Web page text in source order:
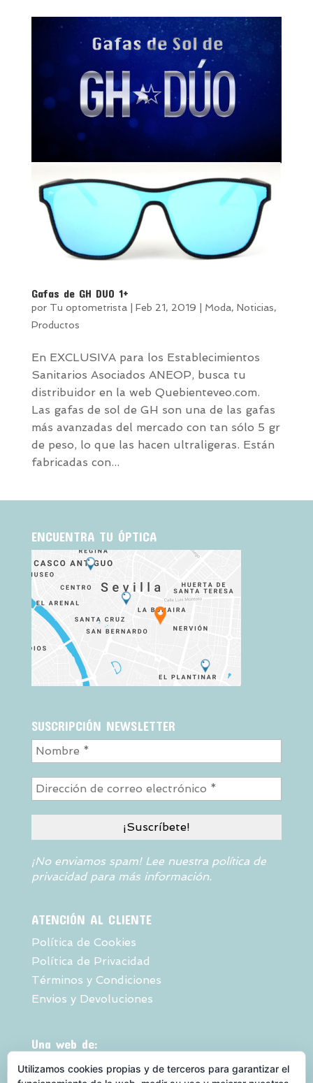
Gafas de GH DUO 1+
por Tu optometrista| Feb 21, 2019 Moda, Noticias,
Productos
En EXCLUSIVA para los Establecimientos
Sanitarios Asociados ANEOP, busca tu
distribuidor en la web Quebienteveo.com.
Las gafas de sol de GH son una de las gafas
más avanzadas del mercado con tan sólo 5 gr
de peso, lo que las hacen ultraligeras. Están
fabricadas con...
ENCUENTRA TU ÓPTICA
SUSCRIPCIÓN NEWSLETTER
¡No enviamos spam! Lee nuestra política de
privacidadpara más información.
ATENCIÓN AL CLIENTE
Política de Cookies
Política de Privacidad
Términos y Condiciones
Envios y Devoluciones
Una web de:
Utilizamos cookies propias y de terceros para garantizar el